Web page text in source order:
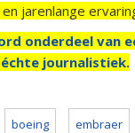
jarenlange
onderdeel van
journalistiek.
boeing embraer